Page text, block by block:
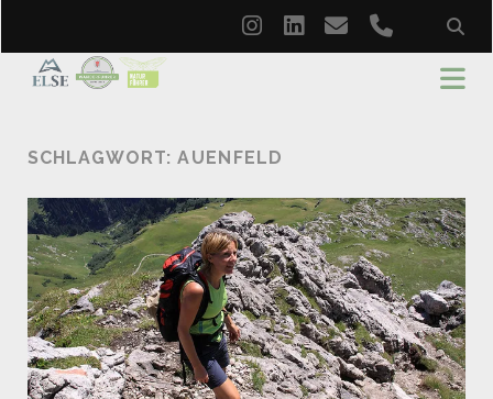
instagram
linkedin
emailphone
SCHLAGWORT:AUENFELD